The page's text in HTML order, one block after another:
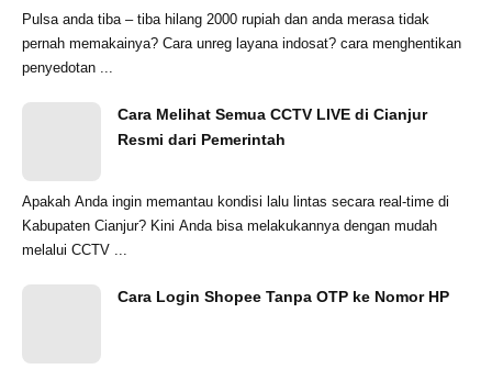
Pulsa anda tiba – tiba hilang 2000 rupiah dan anda merasa tidak
pernah memakainya? Cara unreg layana indosat? cara menghentikan
penyedotan ...
Cara Melihat Semua CCTV LIVE di Cianjur
Resmi dari Pemerintah
Apakah Anda ingin memantau kondisi lalu lintas secara real-time di
Kabupaten Cianjur? Kini Anda bisa melakukannya dengan mudah
melalui CCTV ...
Cara Login Shopee Tanpa OTP ke Nomor HP